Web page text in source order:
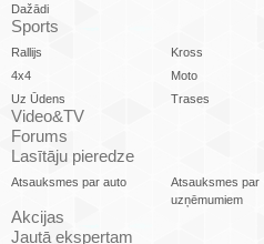
Dažādi
Sports
Rallijs Kross
4x4
Moto
Uz Ūdens
Trases
Video&TV
Forums
Lasītāju pieredze
Atsauksmes par auto
Atsauksmes par
uzņēmumiem
Akcijas
Jautā ekspertam